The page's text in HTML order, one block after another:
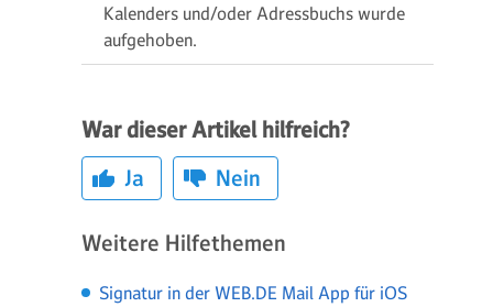
Kalenders und/oder Adressbuchs wurde
aufgehoben.
War dieser Artikel hilfreich?
Ja
Nein
Weitere Hilfethemen
Signatur in der WEB.DE Mail App für iOS